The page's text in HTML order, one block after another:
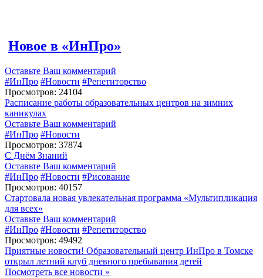
Новое в «ИнПро»
Оставьте Ваш комментарий
#ИнПро #Новости #Репетиторство
Просмотров: 24104
Расписание работы образовательных центров на зимних
каникулах
Оставьте Ваш комментарий
#ИнПро #Новости
Просмотров: 37874
С Днём Знаний
Оставьте Ваш комментарий
#ИнПро #Новости #Рисование
Просмотров: 40157
Стартовала новая увлекательная программа «Мультипликация
для всех»
Оставьте Ваш комментарий
#ИнПро #Новости #Репетиторство
Просмотров: 49492
Приятные новости! Образовательный центр ИнПро в Томске
открыл летний клуб дневного пребывания детей
Посмотреть все новости »